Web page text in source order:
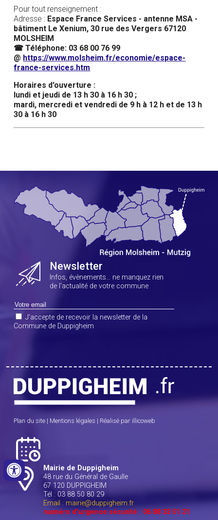
Pour tout renseignement :
Adresse : Espace France Services - antenne MSA -
bâtiment Le Xenium, 30 rue des Vergers 67120
MOLSHEIM
☎ Téléphone: 03 68 00 76 99
@ https://www.molsheim.fr/economie/espace-
france-services.htm
Horaires d'ouverture :
lundi et jeudi de 13 h 30 à 16 h 30 ;
mardi, mercredi et vendredi de 9 h à 12 h et de 13 h
30 à 16 h 30
Newsletter
Infos, évènements… ne manquez rien
de l'actualité de votre commune
J'accepte de recevoir la newsletter de la
Commune de Duppigheim
Plan du site | Mentions légales | Réalisé par illicoweb
Mairie de Duppigheim
48 rue du Général de Gaulle
67 120 DUPPIGHEIM
Tél : 03 88 50 80 29
Email : mairie@duppigheim.fr
numéro d'urgence sécurité : 06 88 33 51 21